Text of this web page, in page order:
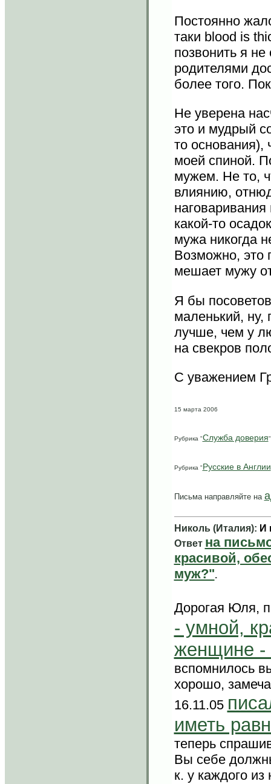
Постоянно
таки blood is
позвонить я
родителями
более того.
Не уверена
это и мудрый
то основания),
моей спиной.
мужем. Не то,
влиянию,
какой-то
мужа никогда
Возможно, это
мешает мужу
Я бы
маленький, ну,
лучше, чем у
на свекров
С уважением
15 марта 2006
Рубрика "Служба доверия"
Рубрика "Русские в Англии
Письма направляйте на
Николь (Италия): И
Ответ на
красивой,
муж?".
Дорогая Юля,
- умной,
женщине -
вспомнилось
хорошо,
16.11.05
иметь
теперь
Вы себе
к. у каждого